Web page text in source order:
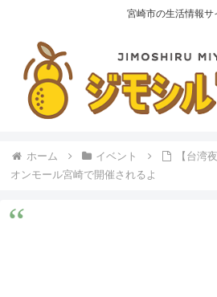
宮崎市の生活情報サ
ホーム イベント
【台湾
オンモール宮崎で開催されるよ